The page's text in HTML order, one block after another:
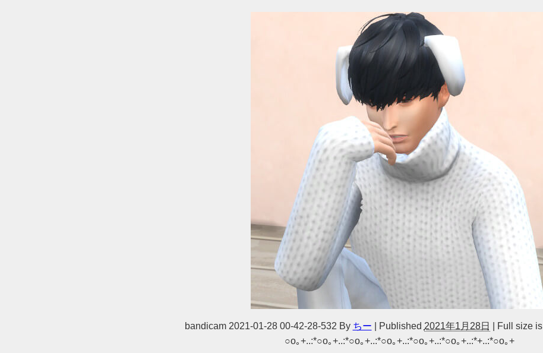
bandicam 2021-01-28 00-42-28-532 By ちー Published 2021年1月28日 Full size is
○o｡+..:*○o｡+..:*○o｡+..:*○o｡+..:*○o｡+..:*○o｡+..:*+..:*○o｡+